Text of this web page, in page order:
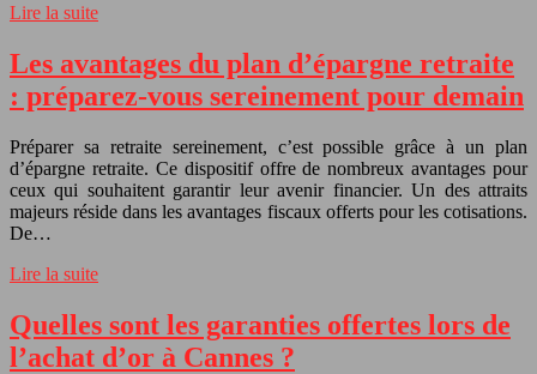
Lire la suite
Les avantages du plan d’épargne retraite
: préparez-vous sereinement pour demain
Préparer sa retraite sereinement, c’est possible grâce à un plan
d’épargne retraite. Ce dispositif offre de nombreux avantages pour
ceux qui souhaitent garantir leur avenir financier. Un des attraits
majeurs réside dans les avantages fiscaux offerts pour les cotisations.
De…
Lire la suite
Quelles sont les garanties offertes lors de
l’achat d’or à Cannes ?